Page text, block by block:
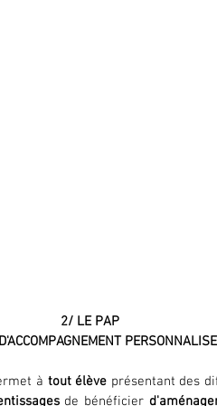
2/ LE PAP
PERSONNALISE
à tout élève présentant des
de bénéficier